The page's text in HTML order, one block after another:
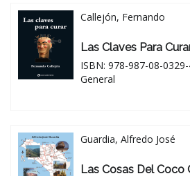
Callejón, Fernando
Las Claves Para
ISBN: 978-987-08-
General
Guardia, Alfredo José
Las Cosas Del Coco